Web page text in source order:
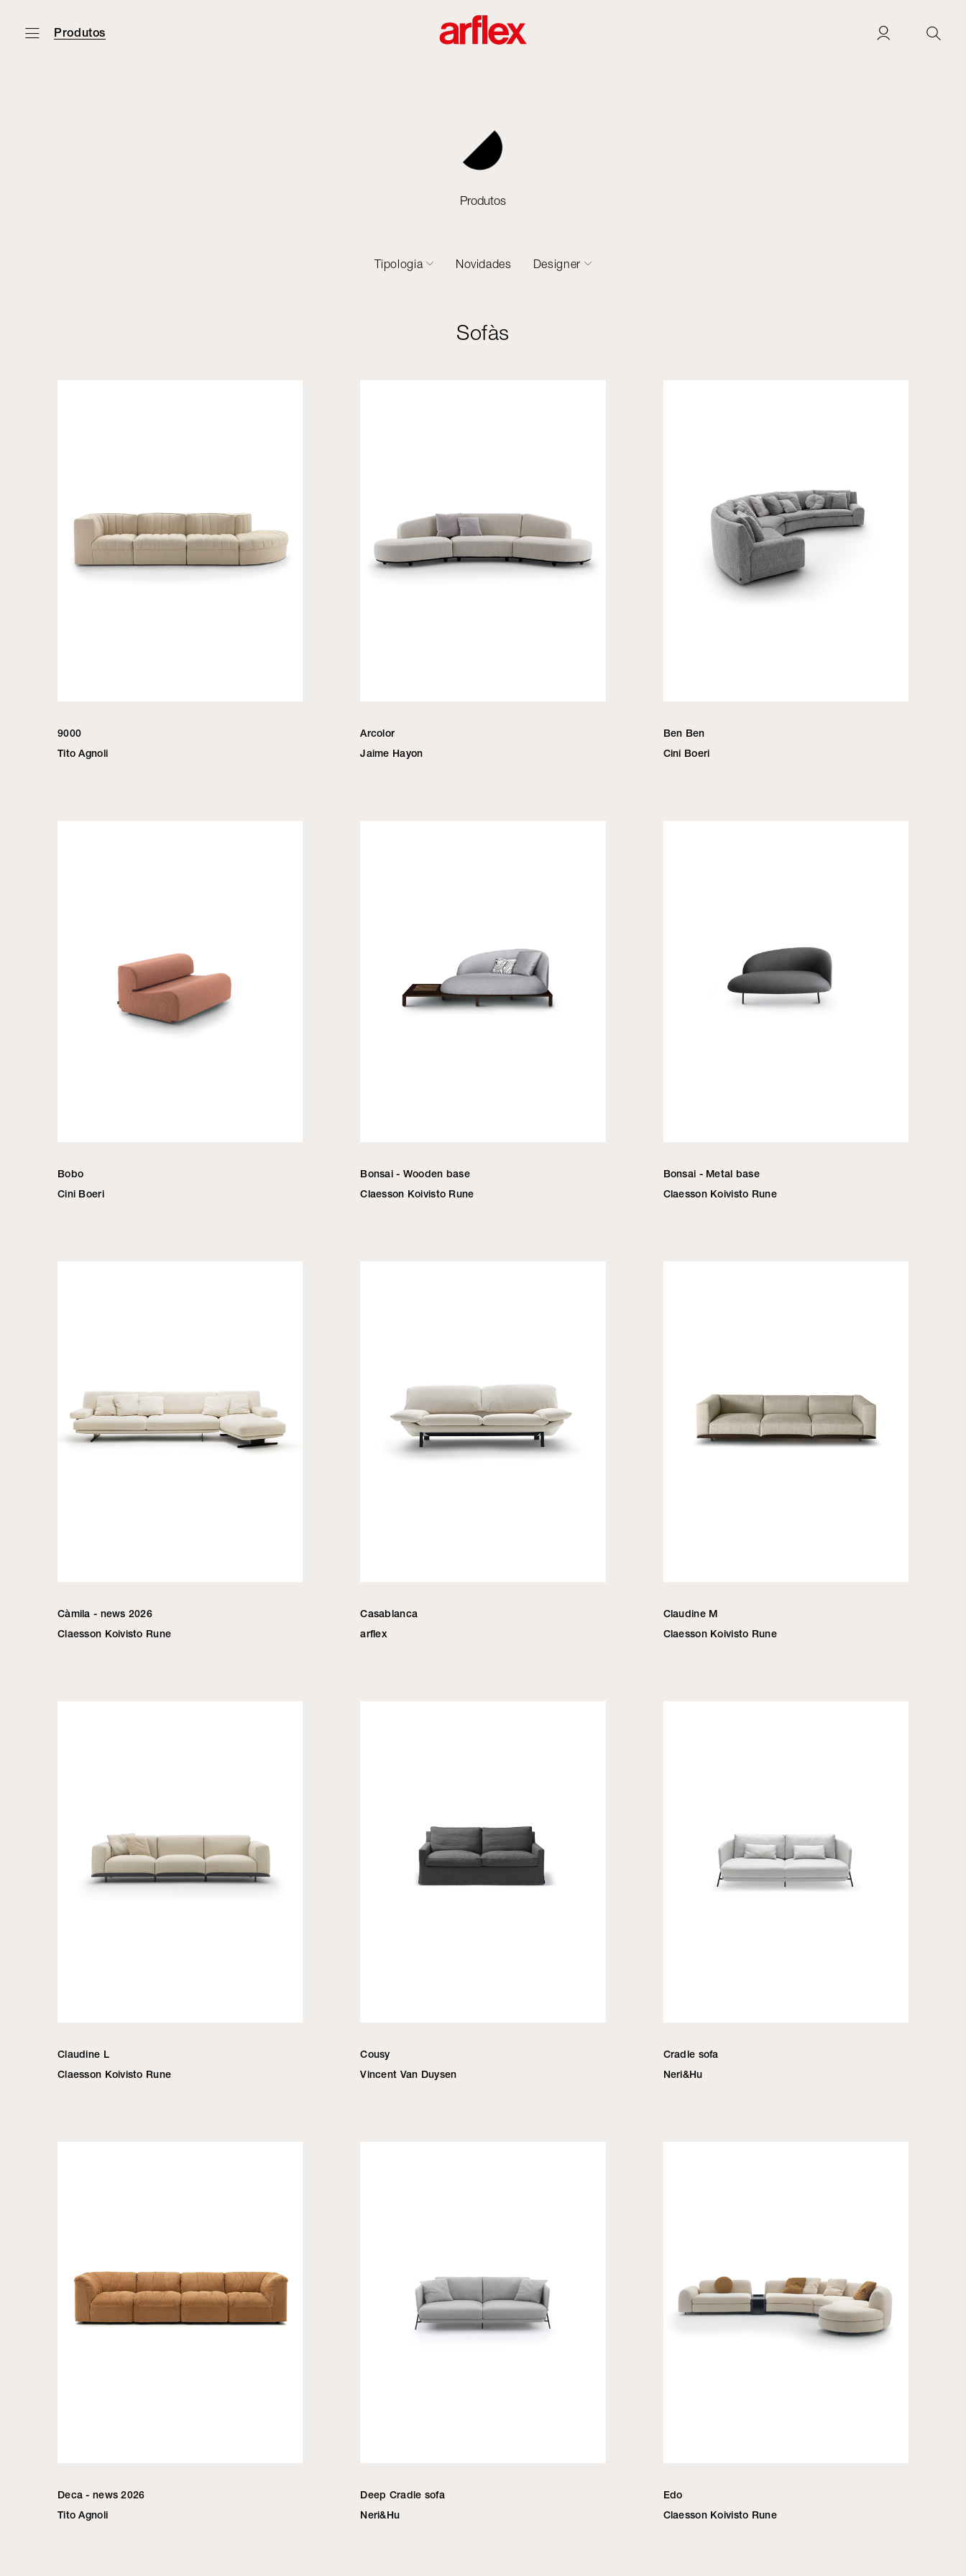
Produtos
Produtos
Tipologia Novidades Designer
Sofàs
9000
Tito Agnoli
Arcolor
Jaime Hayon
Ben Ben
Cini Boeri
Bobo
Cini Boeri
Bonsai - Wooden base
Claesson Koivisto Rune
Bonsai - Metal base
Claesson Koivisto Rune
Càmila - news 2026
Claesson Koivisto Rune
Casablanca
arflex
Claudine M
Claesson Koivisto Rune
Claudine L
Claesson Koivisto Rune
Cousy
Vincent Van Duysen
Cradle sofa
Neri&Hu
Deca - news 2026
Tito Agnoli
Deep Cradle sofa
Neri&Hu
Edo
Claesson Koivisto Rune